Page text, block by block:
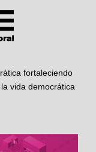
fortaleciendo
vida democrática